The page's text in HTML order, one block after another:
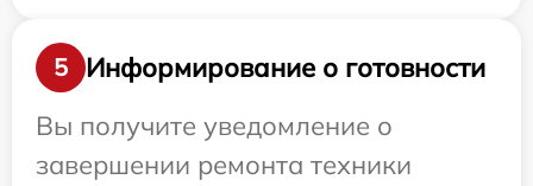
5
Информирование о готовности
Вы получите уведомление о
завершении ремонта техники